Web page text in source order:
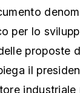
per lo
proposte
il
industriale